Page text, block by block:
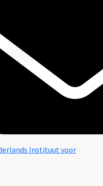
Instituut voor